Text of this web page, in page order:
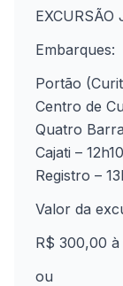
EXCURSÃO
Embarques:
Portão
Centro de
Quatro
Cajati – 12h10
Registro –
Valor da
R$ 300,00 à
ou